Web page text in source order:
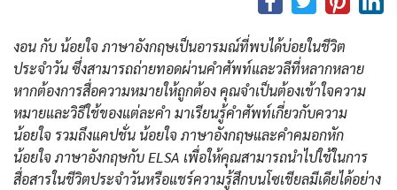
งอน กับ น้อยใจ ภาษาอังกฤษเป็นอารมณ์ที่พบได้บ่อยในชีวิต
ประจำวัน ซึ่งสามารถถ่ายทอดผ่านคำศัพท์และวลีที่หลากหลาย
หากต้องการสื่อความหมายให้ถูกต้อง คุณจำเป็นต้องเข้าใจความ
หมายและวิธีใช้ของแต่ละคำ มาเรียนรู้คำศัพท์เกี่ยวกับความ
น้อยใจ รวมถึงแคปชั่น น้อยใจ ภาษาอังกฤษและคําคมอกหัก
น้อยใจ ภาษาอังกฤษกับ ELSA เพื่อให้คุณสามารถนำไปใช้ในการ
สื่อสารในชีวิตประจำวันหรือแชร์ความรู้สึกบนโซเชียลมีเดียได้อย่าง